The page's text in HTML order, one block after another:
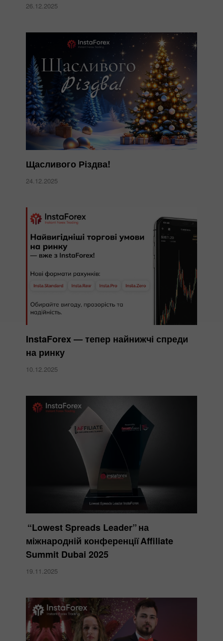
26.12.2025
Щасливого Різдва!
24.12.2025
InstaForex — тепер найнижчі спреди
на ринку
10.12.2025
“Lowest Spreads Leader” на
міжнародній конференції Affiliate
Summit Dubai 2025
19.11.2025